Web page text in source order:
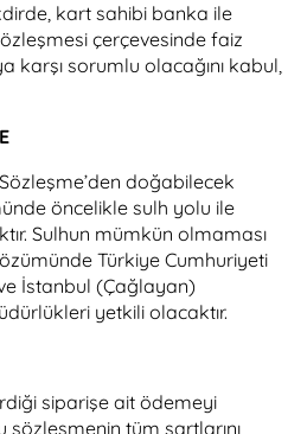
kart sahibi banka ile
çerçevesinde faiz
karşı sorumlu olacağını kabul,
doğabilecek
öncelikle sulh yolu ile
Sulhun mümkün olmaması
Türkiye Cumhuriyeti
İstanbul (Çağlayan)
yetkili olacaktır.
siparişe ait ödemeyi
tüm şartlarını